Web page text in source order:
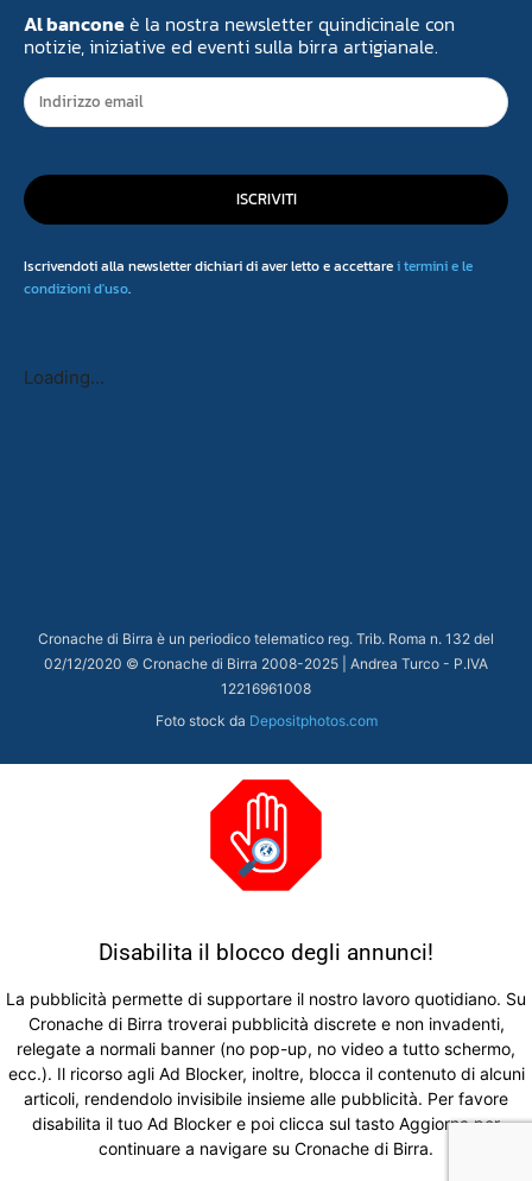
Al banconeè la nostra newsletter quindicinale con
notizie, iniziative ed eventi sulla birra artigianale.
ISCRIVITI
Iscrivendoti alla newsletter dichiari di aver letto e accettarei termini e le
condizioni d'uso.
Loading...
Cronache di Birra è un periodico telematico reg. Trib. Roma n. 132 del
02/12/2020 © Cronache di Birra 2008-2025 | Andrea Turco - P.IVA
12216961008
Foto stock da Depositphotos.com
Disabilita il blocco degli annunci!
La pubblicità permette di supportare il nostro lavoro quotidiano. Su
Cronache di Birra troverai pubblicità discrete e non invadenti,
relegate a normali banner (no pop-up, no video a tutto schermo,
ecc.). Il ricorso agli Ad Blocker, inoltre, blocca il contenuto di alcuni
articoli, rendendolo invisibile insieme alle pubblicità. Per favore
disabilita il tuo Ad Blocker e poi clicca sul tasto Aggiorna per
continuare a navigare su Cronache di Birra.